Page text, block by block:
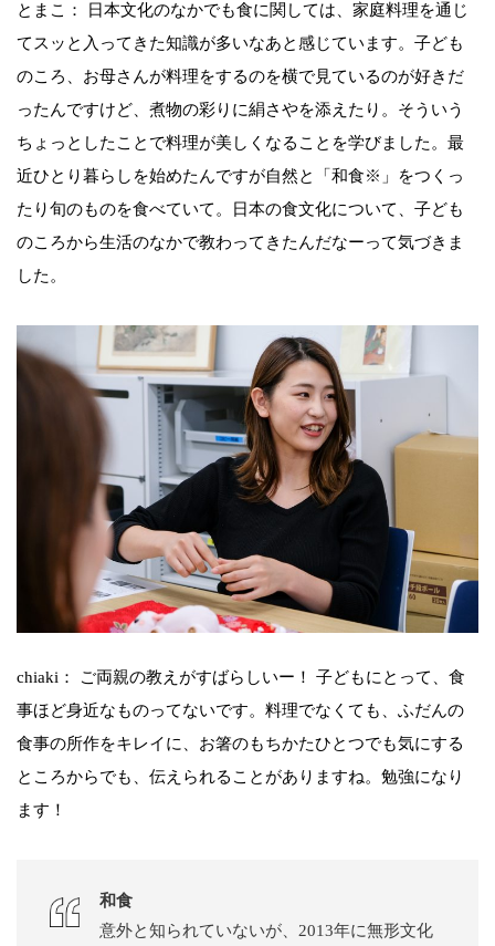
とまこ： 日本文化のなかでも食に関しては、家庭料理を通じ
てスッと入ってきた知識が多いなあと感じています。子ども
のころ、お母さんが料理をするのを横で見ているのが好きだ
ったんですけど、煮物の彩りに絹さやを添えたり。そういう
ちょっとしたことで料理が美しくなることを学びました。最
近ひとり暮らしを始めたんですが自然と「和食※」をつくっ
たり旬のものを食べていて。日本の食文化について、子ども
のころから生活のなかで教わってきたんだなーって気づきま
した。
chiaki： ご両親の教えがすばらしいー！ 子どもにとって、食
事ほど身近なものってないです。料理でなくても、ふだんの
食事の所作をキレイに、お箸のもちかたひとつでも気にする
ところからでも、伝えられることがありますね。勉強になり
ます！
和食
意外と知られていないが、2013年に無形文化